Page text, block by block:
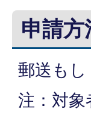
申請方
郵送も
注：対